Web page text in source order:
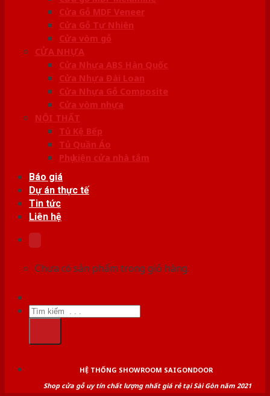
Cửa Gỗ MDF Veneer
Cửa Gỗ Tự Nhiên
Cửa vòm gỗ
CỬA NHỰA
Cửa Nhựa ABS Hàn Quốc
Cửa Nhựa Đài Loan
Cửa Nhựa Gỗ Composite
Cửa vòm nhựa
NỘI THẤT
Tủ Kệ Bếp
Tủ Quần Áo
Phụ kiện cửa nhà tắm
Báo giá
Dự án thực tế
Tin tức
Liên hệ
Chưa có sản phẩm trong giỏ hàng.
Tìm
kiếm:
HỆ THỐNG SHOWROOM SAIGONDOOR
Shop cửa gỗ uy tín chất lượng nhất giá rẻ tại Sài Gòn năm 2021